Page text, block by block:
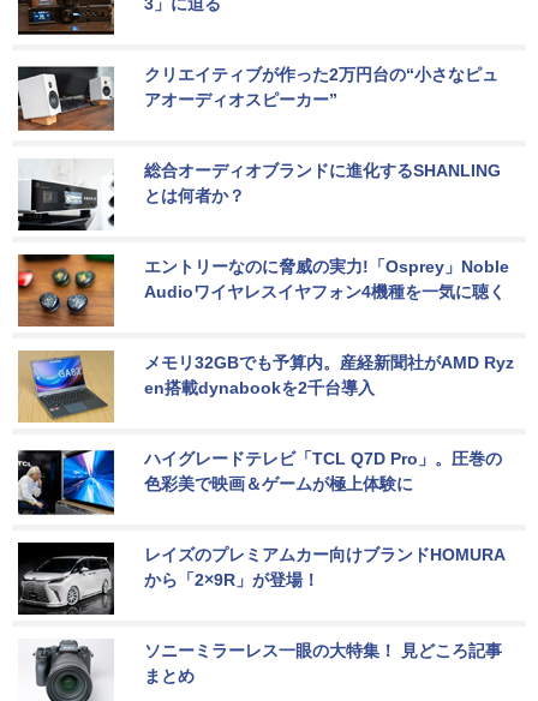
クリエイティブが作った2万円台の“小さなピュ
アオーディオスピーカー”
総合オーディオブランドに進化するSHANLING
とは何者か？
エントリーなのに脅威の実力!「Osprey」Noble
Audioワイヤレスイヤフォン4機種を一気に聴く
メモリ32GBでも予算内。産経新聞社がAMD Ryz
en搭載dynabookを2千台導入
ハイグレードテレビ「TCL Q7D Pro」。圧巻の
色彩美で映画＆ゲームが極上体験に
レイズのプレミアムカー向けブランドHOMURA
から「2×9R」が登場！
ソニーミラーレス一眼の大特集！ 見どころ記事
まとめ